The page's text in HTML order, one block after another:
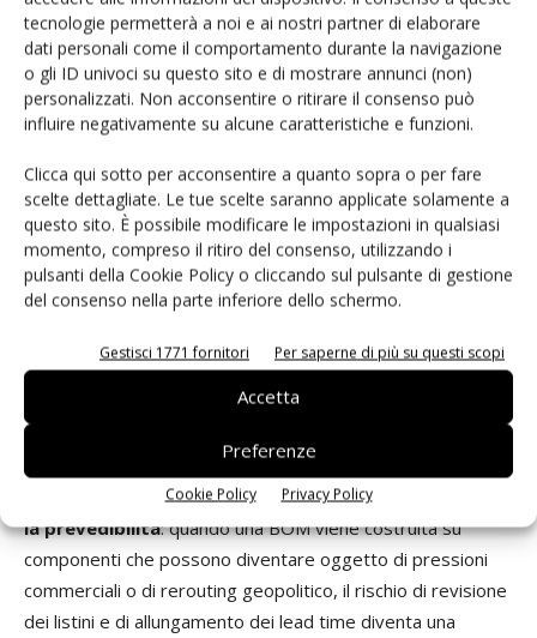
tecnologie permetterà a noi e ai nostri partner di elaborare
dati personali come il comportamento durante la navigazione
o gli ID univoci su questo sito e di mostrare annunci (non)
personalizzati. Non acconsentire o ritirare il consenso può
influire negativamente su alcune caratteristiche e funzioni.
Clicca qui sotto per acconsentire a quanto sopra o per fare
scelte dettagliate. Le tue scelte saranno applicate solamente a
questo sito. È possibile modificare le impostazioni in qualsiasi
momento, compreso il ritiro del consenso, utilizzando i
pulsanti della Cookie Policy o cliccando sul pulsante di gestione
del consenso nella parte inferiore dello schermo.
Gestisci 1771 fornitori Per saperne di più su questi scopi
Accetta
Preferenze
Cookie Policy Privacy Policy
pesante e giuridicamente non semplice da attivare.
Un’inchiesta antidumping ad hoc sarebbe più tradizionale,
ma i suoi tempi rischiano di essere incompatibili con la
velocità con cui la capacità cinese continua a crescere. La
Chips Act sui nodi maturi e ampliare le partnership con
Taiwan,Giapponee Coreasecondo la logica già nota di
“promote, protect, partner”.
Per i buyer industriali italiani il tema è già concreto. Le
politiche di prezzo sui MOSFET di media tensione, sui gate
driver e su alcuni SoC industriali stanno iniziando a risentire
del nuovo equilibrio di mercato, mentre la possibile
introduzione di misure tariffarie o restrittive potrebbe
cambiare rapidamente il costo effettivo di alcune famiglie di
Il problema non è solo il prezzo in sé, ma
la prevedibilità: quando una BOM viene costruita su
componenti che possono diventare oggetto di pressioni
commerciali o di rerouting geopolitico, il rischio di revisione
dei listini e di allungamento dei lead time diventa una